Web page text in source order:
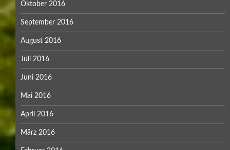
Oktober 2016
September 2016
August 2016
Juli 2016
Juni 2016
Mai 2016
April 2016
März 2016